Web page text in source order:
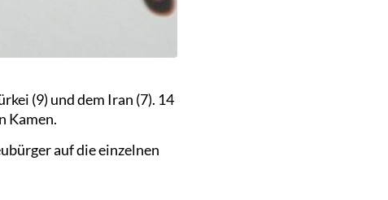
(9) und dem Iran (7). 14
Kamen.
auf die einzelnen